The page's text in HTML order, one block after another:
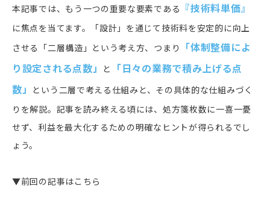
本記事では、もう一つの重要な要素である 『技術料単価』
に焦点を当てます。「設計」を通じて技術料を安定的に向上
させる「二層構造」という考え方、つまり
「体制整備によ
り設定される点数」 と
「日々の業務で積み上げる点
数」 と いう二層で考える仕組みと、その具体的な仕組みづく
りを解説。記事を読み終える頃には、処方箋枚数に一喜一憂
せず、利益を最大化するための明確なヒントが得られるでし
ょう。
▼前回の記事はこちら